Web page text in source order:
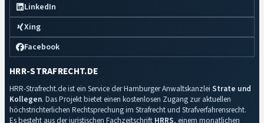
LinkedIn
Xing
Facebook
HRR-STRAFRECHT.DE
HRR-Strafrecht.de ist ein Service der Hamburger Anwaltskanzlei Strate und
Kollegen. Das Projekt bietet einen kostenlosen Zugang zur aktuellen
höchstrichterlichen Rechtsprechung im Strafrecht und Strafverfahrensrecht.
Es besteht aus der juristischen Fachzeitschrift HRRS, einem monatlichen